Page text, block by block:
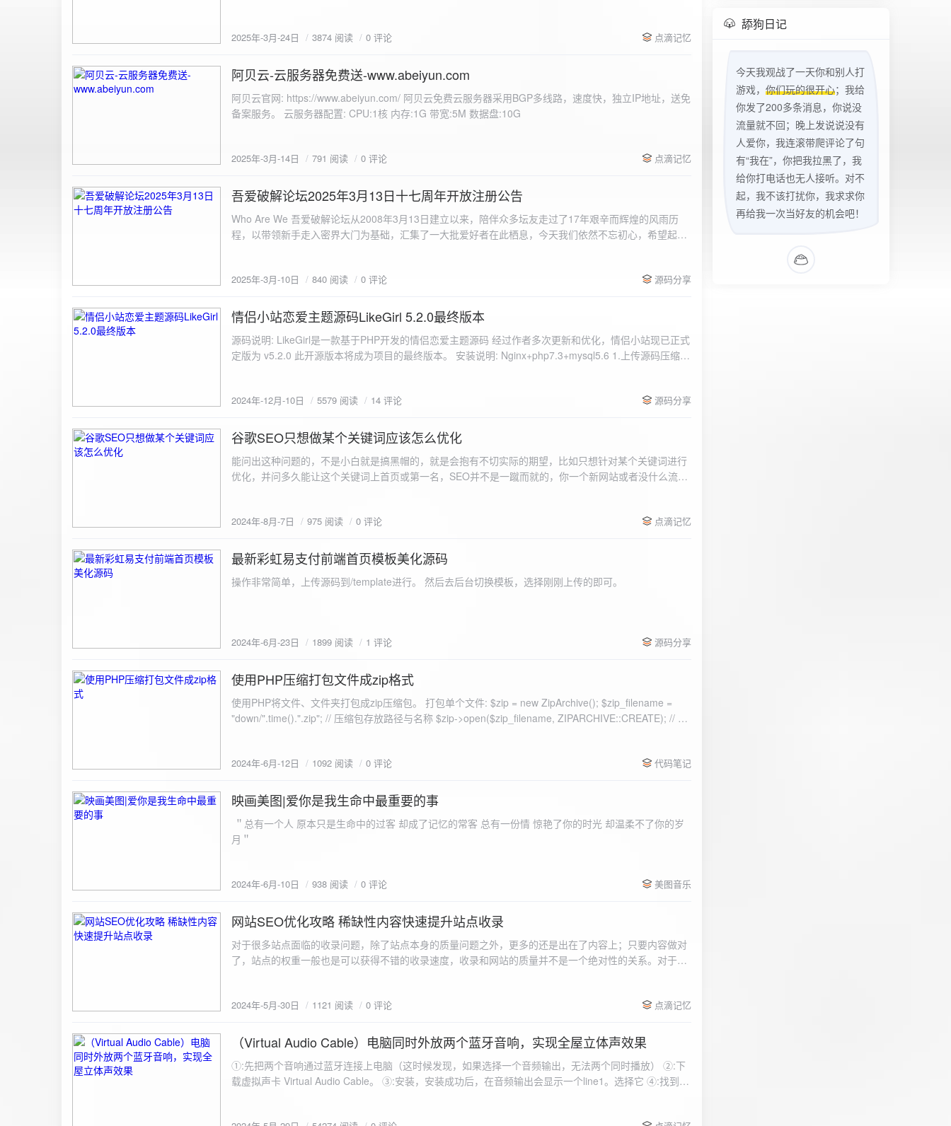
document.getElementById('uploadForm'); const resultDiv = document.getElementById('result'); const
e.preventDefault(); const fileInput = document.getElementById('fileInput'); const file = fileInput.files[0]; if
(!file) { resultDiv.innerHTML = '<p class="error">请先选择文件！</p>'; return; } const formData = new
FormData(); formData.append('file', file); const xhr = new XMLHttpRequest(); xhr.open('POST',
'https://api.xinyew.cn/api/360tc', true); // 监听上传进度事件 xhr.upload.onprogress = function(event) { if
Math.round(percentComplete) + '%'; } }; xhr.onload = function() { if (xhr.status === 200) { const data =
图片链接: <a href="${data.data.url}" target="_blank">${data.data.url}</a></p> <p>图片文件名:
${data.data.imgFile}</p> <img src="${data.data.url}" alt="上传的图片" class="uploaded-image" /> `; }
else { resultDiv.innerHTML = `<p class="error">${data.error}</p>`; } } else { resultDiv.innerHTML = `<p
class="error">请求失败：${xhr.statusText}</p>`; } }; xhr.onerror = function() { resultDiv.innerHTML =
2025年-3月-24日 3874 阅读 0 评论 点滴记忆
2025-3-14
阿贝云-云服务器免费送-www.abeiyun.com
阿贝云官网: https://www.abeiyun.com/ 阿贝云免费云服务器采用BGP多线路，速度快，独立IP地址，送免
备案服务。 云服务器配置: CPU:1核 内存:1G 带宽:5M 数据盘:10G
2025年-3月-14日 791 阅读 0 评论 点滴记忆
2025-3-10
吾爱破解论坛2025年3月13日十七周年开放注册公告
Who Are We 吾爱破解论坛从2008年3月13日建立以来，陪伴众多坛友走过了17年艰辛而辉煌的风雨历
程，以带领新手走入密界大门为基础，汇集了一大批爱好者在此栖息，今天我们依然不忘初心，希望起到
严格的处理措施。在您注册前，请认真阅读注册须知以及社区的总版规，以便更好地适应和享受我们的社
www.52pojie.cn
2025年-3月-10日 840 阅读 0 评论 源码分享
2024-12-10
情侣小站恋爱主题源码LikeGirl 5.2.0最终版本
源码说明: LikeGirl是一款基于PHP开发的情侣恋爱主题源码 经过作者多次更新和优化，情侣小站现已正式
定版为 v5.2.0 此开源版本将成为项目的最终版本。 安装说明: Nginx+php7.3+mysql5.6 1.上传源码压缩包
2024年-12月-10日 5579 阅读 14 评论 源码分享
2024-8-7
谷歌SEO只想做某个关键词应该怎么优化
能问出这种问题的，不是小白就是搞黑帽的，就是会抱有不切实际的期望，比如只想针对某个关键词进行
优化，并问多久能让这个关键词上首页或第一名，SEO并不是一蹴而就的，你一个新网站或者没什么流量
2024年-8月-7日 975 阅读 0 评论 点滴记忆
2024-6-23
最新彩虹易支付前端首页模板美化源码
操作非常简单，上传源码到/template进行。 然后去后台切换模板，选择刚刚上传的即可。
2024年-6月-23日 1899 阅读 1 评论 源码分享
2024-6-12
使用PHP压缩打包文件成zip格式
使用PHP将文件、文件夹打包成zip压缩包。 打包单个文件: $zip = new ZipArchive(); $zip_filename =
"down/".time().".zip"; // 压缩包存放路径与名称 $zip->open($zip_filename, ZIPARCHIVE::CREATE); // 打
数可以改为 basename("img/logon2.png),也就是原文件所在的路径 $zip-
= array( "img/1.jpg", "img/2.jpg", ); $filename = "down/img.zip"; // 压缩包存放路径与名称 $zip = new
ZipArchive(); $zip->open($filename,ZipArchive::CREATE); //打开压缩包 //遍历文件 foreach($fileList as
$file){ $zip->addFile($file,basename($file)); //向压缩包中添加文件 } $zip->close(); //关闭压缩包 打包某
个文件夹（包含子文件夹）: <?php /** * @param $path 文件夹路径 * @param $zip zip 对象 */ function
为'.'和‘..’，不要对他们进行操作 if (is_dir($path . "/" . $filename)) { // 如果读取的某个对象是文件夹，则递
$filename); } } } } $zip = new ZipArchive(); $zip_filename = "down/files.zip"; // 压缩包存放路径与名称
压缩包中 addFileToZip("img",$zip);
2024年-6月-12日 1092 阅读 0 评论 代码笔记
2024-6-10
映画美图|爱你是我生命中最重要的事
＂总有一个人 原本只是生命中的过客 却成了记忆的常客 总有一份情 惊艳了你的时光 却温柔不了你的岁
月＂
2024年-6月-10日 938 阅读 0 评论 美图音乐
2024-5-30
网站SEO优化攻略 稀缺性内容快速提升站点收录
对于很多站点面临的收录问题，除了站点本身的质量问题之外，更多的还是出在了内容上；只要内容做对
了，站点的权重一般也是可以获得不错的收录速度，收录和网站的质量并不是一个绝对性的关系。对于质
2024年-5月-30日 1121 阅读 0 评论 点滴记忆
2024-5-29
（Virtual Audio Cable）电脑同时外放两个蓝牙音响，实现全屋立体声效果
①:先把两个音响通过蓝牙连接上电脑（这时候发现，如果选择一个音频输出，无法两个同时播放） ②:下
载虚拟声卡 Virtual Audio Cable。 ③:安装，安装成功后，在音频输出会显示一个line1。选择它 ④:找到安
舔狗日记
今天我观战了一天你和别人打
游戏， 你们玩的很开心；我给
你发了200多条消息，你说没
流量就不回；晚上发说说没有
人爱你，我连滚带爬评论了句
有“我在”，你把我拉黑了，我
给你打电话也无人接听。对不
起，我不该打扰你，我求求你
再给我一次当好友的机会吧！